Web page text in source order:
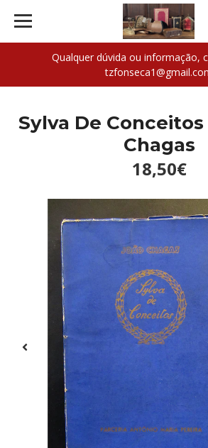
Qualquer dúvida ou informação,
Sylva De Conceitos
Chagas
18,50€